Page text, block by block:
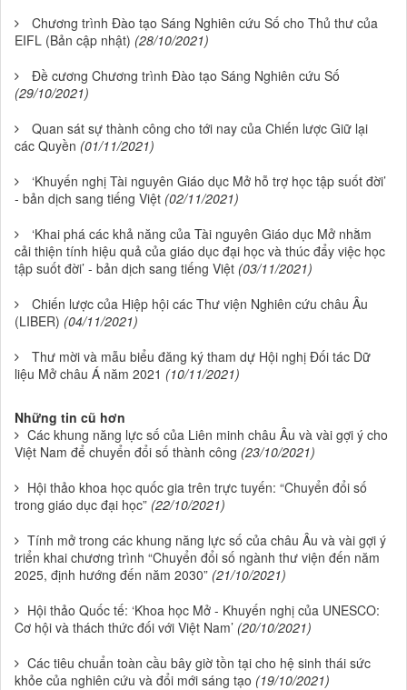
Chương trình Đào tạo Sáng Nghiên cứu Số cho Thủ thư của
EIFL (Bản cập nhật) (28/10/2021)
Đề cương Chương trình Đào tạo Sáng Nghiên cứu Số
(29/10/2021)
Quan sát sự thành công cho tới nay của Chiến lược Giữ lại
các Quyền (01/11/2021)
‘Khuyến nghị Tài nguyên Giáo dục Mở hỗ trợ học tập suốt đời’
- bản dịch sang tiếng Việt (02/11/2021)
‘Khai phá các khả năng của Tài nguyên Giáo dục Mở nhằm
cải thiện tính hiệu quả của giáo dục đại học và thúc đẩy việc học
tập suốt đời’ - bản dịch sang tiếng Việt (03/11/2021)
Chiến lược của Hiệp hội các Thư viện Nghiên cứu châu Âu
(LIBER) (04/11/2021)
Thư mời và mẫu biểu đăng ký tham dự Hội nghị Đối tác Dữ
liệu Mở châu Á năm 2021 (10/11/2021)
Những tin cũ hơn
Các khung năng lực số của Liên minh châu Âu và vài gợi ý cho
Việt Nam để chuyển đổi số thành công (23/10/2021)
Hội thảo khoa học quốc gia trên trực tuyến: “Chuyển đổi số
trong giáo dục đại học” (22/10/2021)
Tính mở trong các khung năng lực số của châu Âu và vài gợi ý
triển khai chương trình “Chuyển đổi số ngành thư viện đến năm
2025, định hướng đến năm 2030” (21/10/2021)
Hội thảo Quốc tế: ‘Khoa học Mở - Khuyến nghị của UNESCO:
Cơ hội và thách thức đối với Việt Nam’ (20/10/2021)
Các tiêu chuẩn toàn cầu bây giờ tồn tại cho hệ sinh thái sức
khỏe của nghiên cứu và đổi mới sáng tạo (19/10/2021)